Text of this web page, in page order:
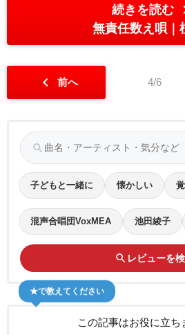
続きを読む
無責任数え唄
chevron_left 前へ 4/6
search
子どもと一緒に 懐かしい
混声合唱団VoxMEA 池田綾子
search レビューを
この記事はお役に立ち
★で教えてください